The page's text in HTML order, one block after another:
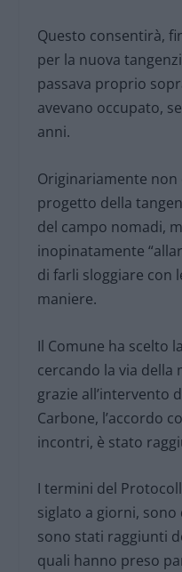
Questo consentirà,
per la nuova
passava proprio
avevano occupato,
anni.
Originariamente non
progetto della
del campo nomadi,
inopinatamente
di farli sloggiare con
maniere.
Il Comune ha scelto
cercando la via della
grazie all’intervento
Carbone, l’accordo
incontri, è stato
I termini del
siglato a giorni,
sono stati raggiunti
quali hanno preso